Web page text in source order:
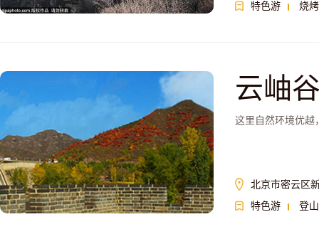
特色游
烧烤
云岫
这里自然环境优越
北京市密云区
特色游
登山